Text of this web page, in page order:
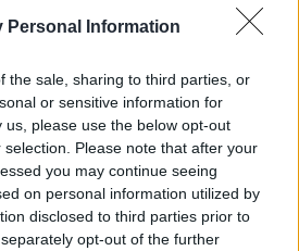
Personal Information
the sale, sharing to third parties, or
or sensitive information for
please use the below opt-out
Please note that after your
you may continue seeing
on personal information utilized by
disclosed to third parties prior to
opt-out of the further
τοπικά προϊόντα σε
ο πρόεδρος της
Ακινήτων Δήμου
Λευτέρης
της παρουσίασης του
που δόθηκε το βράδυ
Μαρτίου.